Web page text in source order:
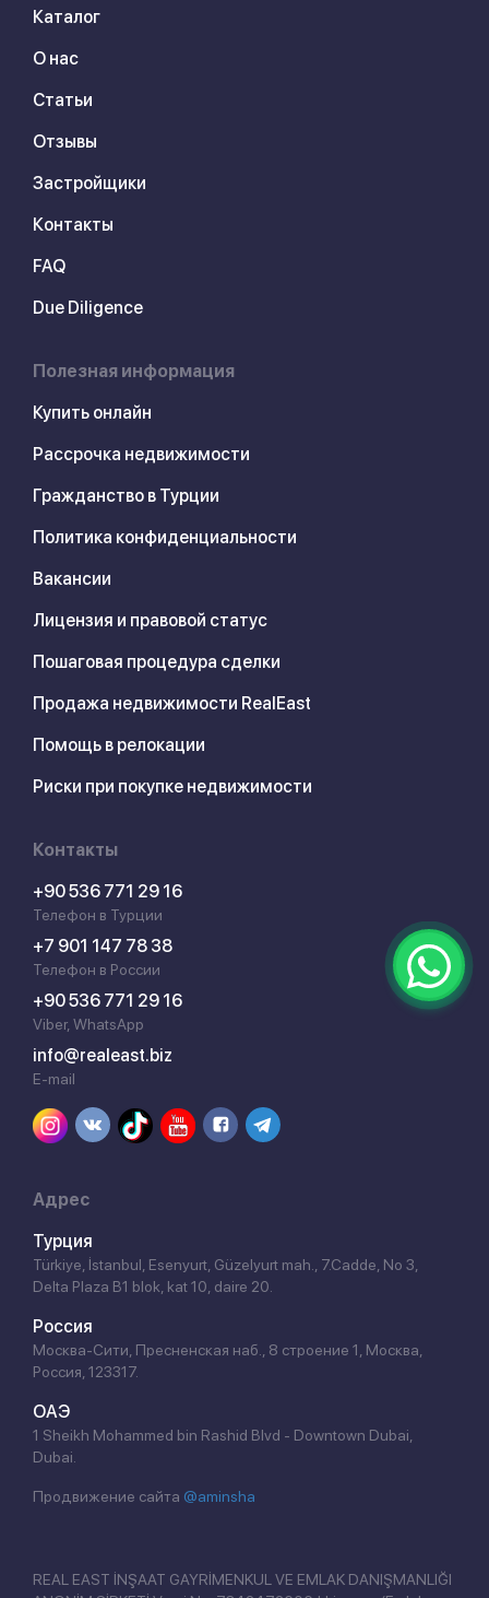
Каталог
О нас
Статьи
Отзывы
Застройщики
Контакты
FAQ
Due Diligence
Полезная информация
Купить онлайн
Рассрочка недвижимости
Гражданство в Турции
Политика конфиденциальности
Вакансии
Лицензия и правовой статус
Пошаговая процедура сделки
Продажа недвижимости RealEast
Помощь в релокации
Риски при покупке недвижимости
Контакты
+90 536 771 29 16
Телефон в Турции
+7 901 147 78 38
Телефон в России
+90 536 771 29 16
Viber, WhatsApp
info@realeast.biz
E-mail
Адрес
Турция
Türkiye, İstanbul, Esenyurt, Güzelyurt mah., 7.Cadde, No 3,
Delta Plaza B1 blok, kat 10, daire 20.
Россия
Москва-Сити, Пресненская наб., 8 строение 1, Москва,
Россия, 123317.
ОАЭ
1 Sheikh Mohammed bin Rashid Blvd - Downtown Dubai,
Dubai.
Продвижение сайта @aminsha
REAL EAST İNŞAAT GAYRİMENKUL VE EMLAK DANIŞMANLIĞI